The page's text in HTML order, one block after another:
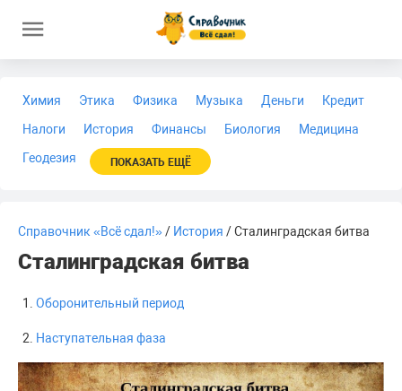
Химия Этика Физика Музыка Деньги
Кредит
Налоги
История Финансы Биология
Медицина
Геодезия
ПОКАЗАТЬ ЕЩЁ
Справочник «Всё сдал!»/ История / Сталинградская битва
Сталинградская битва
Оборонительный период
Наступательная фаза